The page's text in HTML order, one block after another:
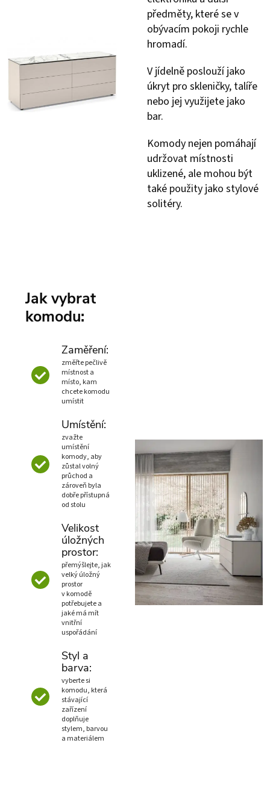
předměty, které se v
obývacím pokoji rychle
hromadí.
V jídelně poslouží jako
úkryt pro skleničky, talíře
nebo jej využijete jako
bar.
Komody nejen pomáhají
udržovat místnosti
uklizené, ale mohou být
také použity jako stylové
solitéry.
Jak vybrat
komodu:
Zaměření:
změřte pečlivě
místnost a
místo, kam
chcete komodu
umístit
Umístění:
zvažte
umístění
komody, aby
zůstal volný
průchod a
zároveň byla
dobře přístupná
od stolu
Velikost
úložných
prostor:
přemýšlejte, jak
velký úložný
prostor
v komodě
potřebujete a
jaké má mít
vnitřní
uspořádání
Styl a
barva:
vyberte si
komodu, která
stávající
zařízení
doplňuje
stylem, barvou
a materiálem